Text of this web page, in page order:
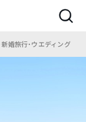
新婚旅行・ウエディング